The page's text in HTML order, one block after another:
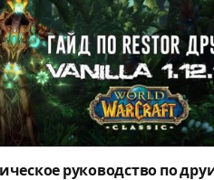
руководство по